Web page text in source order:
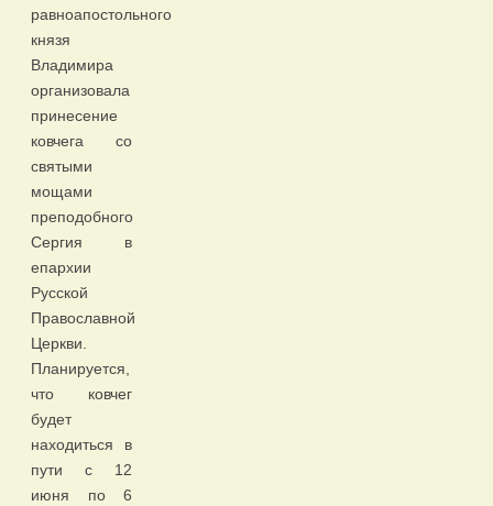
равноапостольного
князя
Владимира
организовала
принесение
ковчега со
святыми
мощами
преподобного
Сергия в
епархии
Русской
Православной
Церкви.
Планируется,
что ковчег
будет
находиться в
пути с 12
июня по 6